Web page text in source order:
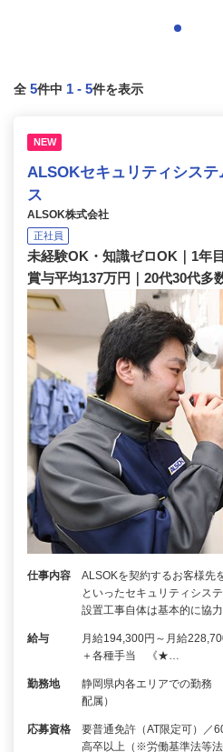
全 5件中 1 - 5件を表示
NEW
ALSOKセキュリティシス
ス
ALSOK株式会社
正社員
未経験OK・知識ゼロOK｜1年
賞与平均137万円｜20代30代多
仕事内容
ALSOKを契約するお客様先
といったセキュリティシス
設置工事自体は基本的に協
給与
月給194,300円～月給
＋各種手当 《★…
勤務地
静岡県内各エリアでの勤務
配属）
応募資格
要普通免許（AT限定可）／
高卒以上（※労働基準法等